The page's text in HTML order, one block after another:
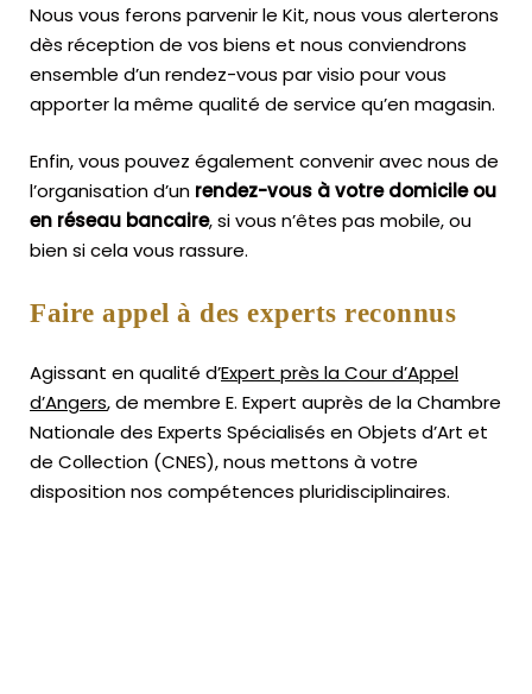
Nous vous ferons parvenir le Kit, nous vous alerterons
dès réception de vos biens et nous conviendrons
ensemble d’un rendez-vous par visio pour vous
apporter la même qualité de service qu’en magasin.
Enfin, vous pouvez également convenir avec nous de
l’organisation d’un rendez-vous à votre domicile ou
en réseau bancaire, si vous n’êtes pas mobile, ou
bien si cela vous rassure.
Faire appel à des experts reconnus
Agissant en qualité d’Expert près la Cour d’Appel
d’Angers, de membre E. Expert auprès de laChambre
Nationale des Experts Spécialisés en Objets d’Art et
de Collection (CNES),nous mettons à votre
disposition nos compétences pluridisciplinaires.